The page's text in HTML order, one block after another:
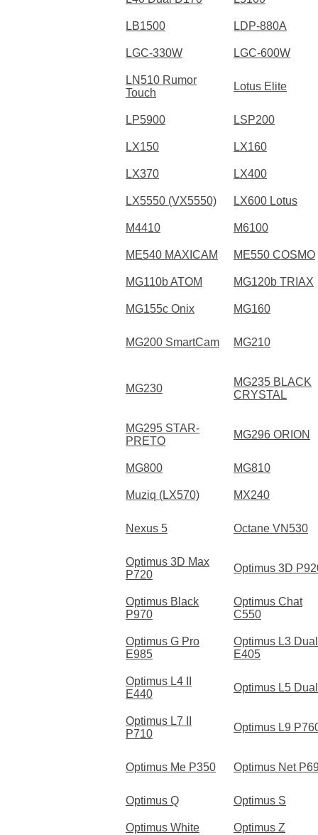
LB1500 LDP-880A
LGC-330W LGC-600W
LN510 Rumor
Touch
Lotus Elite
LP5900 LSP200
LX150 LX160
LX370 LX400
LX5550 (VX5550) LX600 Lotus
M4410 M6100
ME540 MAXICAM ME550 COSMO
MG110b ATOM MG120b TRIAX
MG155c Onix MG160
MG200 SmartCam MG210
MG230
MG235 BLACK
CRYSTAL
MG295 STAR-
PRETO
MG296 ORION
MG800 MG810
Muziq (LX570) MX240
Nexus 5 Octane VN530
Optimus 3D Max
P720
Optimus 3D
Optimus Black
P970
Optimus Chat
C550
Optimus G Pro
E985
Optimus L3 Dual
E405
Optimus L4 II
E440
Optimus L5 Dual
Optimus L7 II
P710
Optimus L9
Optimus Me P350 Optimus Net
Optimus Q Optimus S
Optimus White Optimus Z